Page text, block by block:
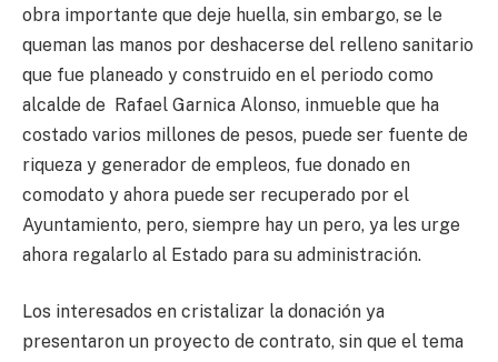
obra importante que deje huella, sin embargo, se le
queman las manos por deshacerse del relleno sanitario
que fue planeado y construido en el periodo como
alcalde de Rafael Garnica Alonso, inmueble que ha
costado varios millones de pesos, puede ser fuente de
riqueza y generador de empleos, fue donado en
comodato y ahora puede ser recuperado por el
Ayuntamiento, pero, siempre hay un pero, ya les urge
ahora regalarlo al Estado para su administración.
Los interesados en cristalizar la donación ya
presentaron un proyecto de contrato, sin que el tema